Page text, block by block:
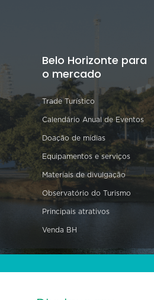
Belo Horizonte para
o mercado
Trade Turístico
Calendário Anual de Eventos
Doação de mídias
Equipamentos e serviços
Materiais de divulgação
Observatório do Turismo
Principais atrativos
Venda BH